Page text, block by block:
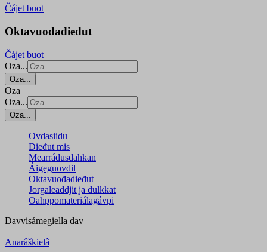
Čájet buot
Oktavuođadieđut
Čájet buot
Oza...
Oza...
Oza
Oza...
Oza...
Ovdasiidu
Dieđut mis
Mearrádusdahkan
Áigeguovdil
Oktavuođadieđut
Jorgaleaddjit ja dulkkat
Oahppomateriálagávpi
Davvisámegiella dav
Anarâškielâ